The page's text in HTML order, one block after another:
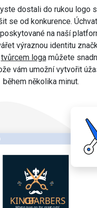
dostali do rukou logo
se od konkurence.
na naší
výraznou identitu
tvůrcem logamůžete
vám umožní vytvořit
během několika minut.